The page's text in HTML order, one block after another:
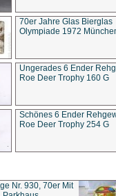
70er Jahre Glas Bierglas
Olympiade 1972
Ungerades 6 Ender
Roe Deer Trophy 160 G
Schönes 6 Ender
Roe Deer Trophy 254 G
Nr. 930, 70er Mit